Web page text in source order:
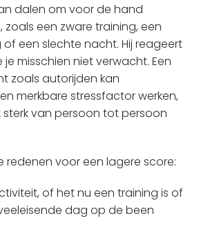
dalen om voor de hand
een zware training, een
een slechte nacht. Hij reageert
misschien niet verwacht. Een
zoals autorijden kan
merkbare stressfactor werken,
van persoon tot persoon
redenen voor een lagere score:
of het nu een training is of
dag op de been